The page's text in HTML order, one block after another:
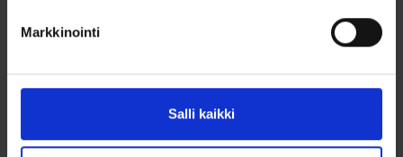
Markkinointi
Salli kaikki
kantasormus,
mattapinta kullattu
29,00
kantasormus,
mattapinta